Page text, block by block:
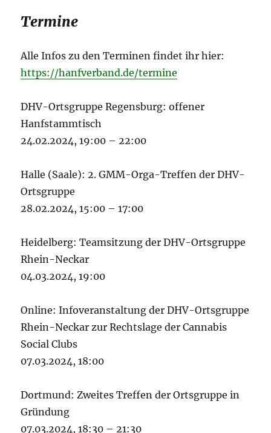
Termine
Alle Infos zu den Terminen findet ihr hier:
https://hanfverband.de/termine
DHV-Ortsgruppe Regensburg: offener
Hanfstammtisch
24.02.2024, 19:00 – 22:00
Halle (Saale): 2. GMM-Orga-Treffen der DHV-
Ortsgruppe
28.02.2024, 15:00 – 17:00
Heidelberg: Teamsitzung der DHV-Ortsgruppe
Rhein-Neckar
04.03.2024, 19:00
Online: Infoveranstaltung der DHV-Ortsgruppe
Rhein-Neckar zur Rechtslage der Cannabis
Social Clubs
07.03.2024, 18:00
Dortmund: Zweites Treffen der Ortsgruppe in
Gründung
07.03.2024, 18:30 – 21:30